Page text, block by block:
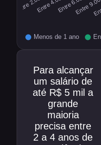
Para alcançar
um salário de
até R$ 5 mil a
grande
maioria
precisa entre
2 a 4 anos de